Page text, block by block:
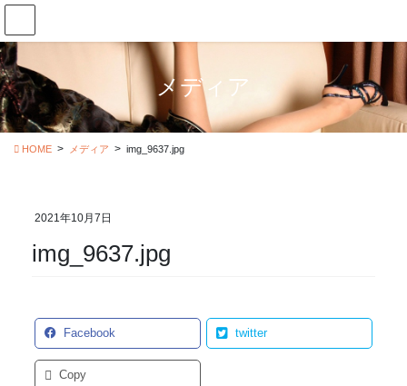
コ
テ
ン
ツ
に
移
ナ
ゲ
ー
シ
ョ
ン
メディア
HOME メディア img_9637.jpg
2021年10月7日
img_9637.jpg
Facebook twitter
Copy